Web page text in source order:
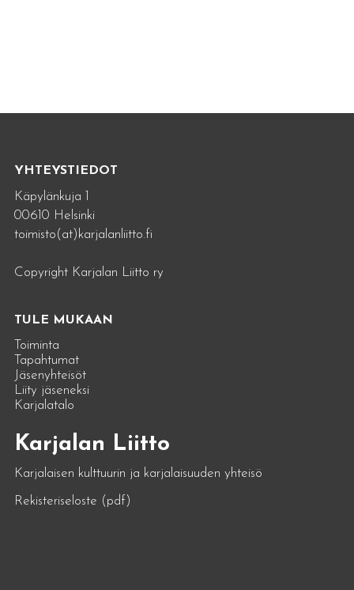
YHTEYSTIEDOT
Käpylänkuja 1
00610 Helsinki
toimisto(at)karjalanliitto.fi
Copyright Karjalan Liitto ry
TULE MUKAAN
Toiminta
Tapahtumat
Jäsenyhteisöt
Liity jäseneksi
Karjalatalo
Karjalan Liitto
Karjalaisen kulttuurin ja karjalaisuuden yhteisö
Rekisteriseloste (pdf)